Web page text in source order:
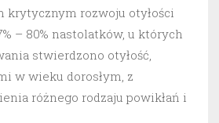
krytycznym rozwoju otyłości
– 80% nastolatków, u których
stwierdzono otyłość,
w wieku dorosłym, z
różnego rodzaju powikłań i